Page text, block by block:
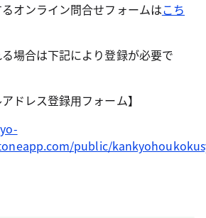
オンライン問合せフォームはこち
場合は下記により登録が必要で
レス登録用フォーム】
public/